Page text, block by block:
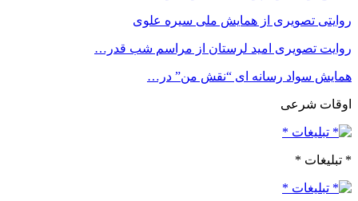
روایتی تصویری از همایش ملی سیره علوی
روایت تصویری امید لرستان از مراسم شب قدر…
همایش سواد رسانه ای “نقش من” در…
اوقات شرعی
* تبلیغات *